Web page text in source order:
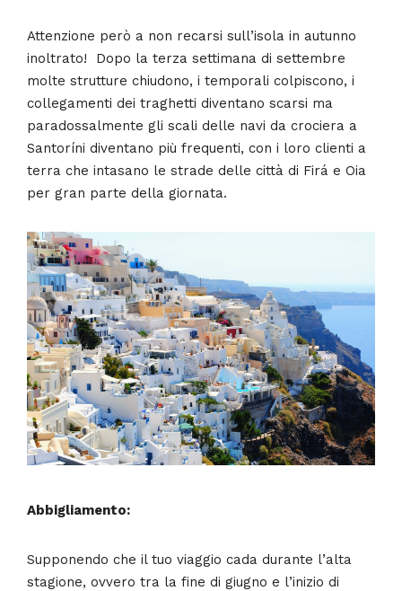
Attenzione però a non recarsi sull’isola in autunno
inoltrato! Dopo la terza settimana di settembre
molte strutture chiudono, i temporali colpiscono, i
collegamenti dei traghetti diventano scarsi ma
paradossalmente gli scali delle navi da crociera a
Santoríni diventano più frequenti, con i loro clienti a
terra che intasano le strade delle città di Firá e Oia
per gran parte della giornata.
Abbigliamento:
Supponendo che il tuo viaggio cada durante l’alta
stagione, ovvero tra la fine di giugno e l’inizio di